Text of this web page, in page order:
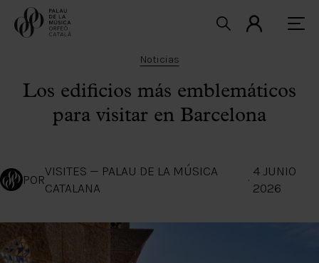
Noticias
Los edificios más emblemáticos
para visitar en Barcelona
POR
VISITES — PALAU DE LA MÚSICA
CATALANA
·
4 JUNIO
2026